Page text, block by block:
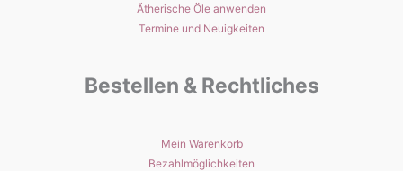
Ätherische Öle anwenden
Termine und Neuigkeiten
Bestellen & Rechtliches
Mein Warenkorb
Bezahlmöglichkeiten